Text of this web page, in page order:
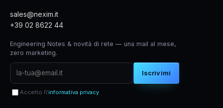
sales@nexim.it
+39 02 8622 44
Engineering Notes & novità di rete — una mail al mese,
zero marketing.
Iscrivimi
Accetto l\'informativa privacy